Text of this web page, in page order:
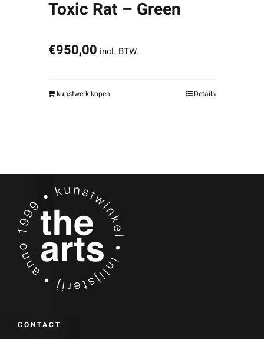
Toxic Rat – Green
€950,00 incl. BTW.
kunstwerk kopen Details
CONTACT